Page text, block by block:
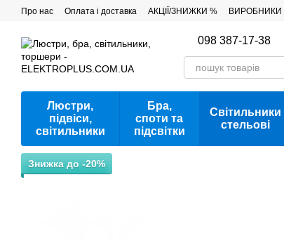
Перейти до основного контенту
Про нас Оплата і доставка АКЦІЇ/ЗНИЖКИ % ВИРОБНИКИ
098 387-17-38
Люстри,
підвіси,
світильники
Бра,
споти та
підсвітки
Світильники
стельові
Знижка до -20%